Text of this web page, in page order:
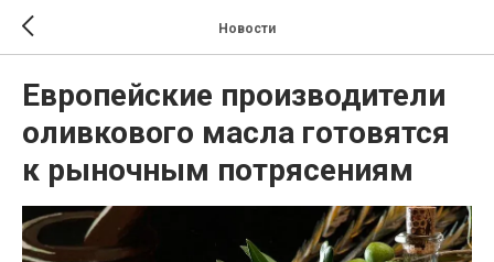
Новости
Европейские производители
оливкового масла готовятся
к рыночным потрясениям